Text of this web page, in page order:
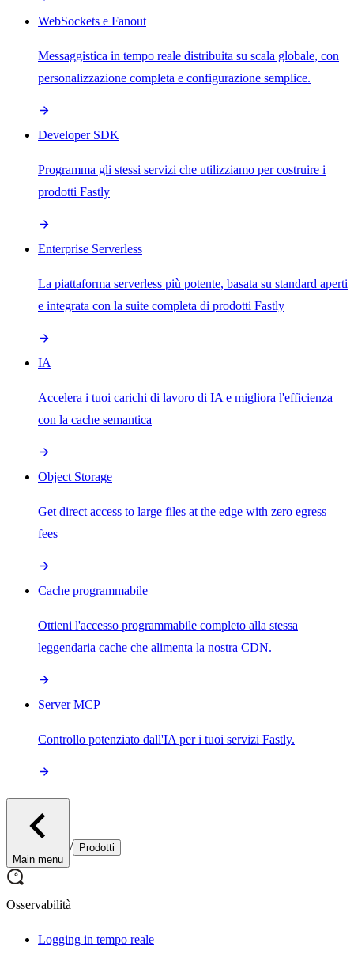
WebSockets e Fanout
Messaggistica in tempo reale distribuita su scala globale, con
personalizzazione completa e configurazione semplice.
Developer SDK
Programma gli stessi servizi che utilizziamo per costruire i
prodotti Fastly
Enterprise Serverless
La piattaforma serverless più potente, basata su standard aperti
e integrata con la suite completa di prodotti Fastly
IA
Accelera i tuoi carichi di lavoro di IA e migliora l'efficienza
con la cache semantica
Object Storage
Get direct access to large files at the edge with zero egress
fees
Cache programmabile
Ottieni l'accesso programmabile completo alla stessa
leggendaria cache che alimenta la nostra CDN.
Server MCP
Controllo potenziato dall'IA per i tuoi servizi Fastly.
Main menu
/ Prodotti
Osservabilità
Logging in tempo reale